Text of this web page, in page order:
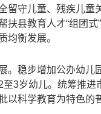
留守儿童、残疾儿童
县教育人才“组团式
均衡发展。
。稳步增加公办幼儿
至3岁幼儿。统筹推进
以科学教育为特色的